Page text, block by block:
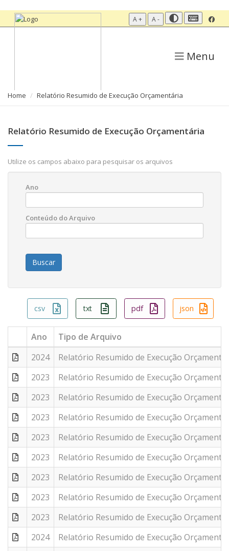
A + A -
Menu
Home Relatório Resumido de Execução Orçamentária
Relatório Resumido de Execução Orçamentária
Utilize os campos abaixo para pesquisar os arquivos
Ano
Conteúdo do Arquivo
csv txt pdf json
Ano
Tipo de Arquivo
2024
Relatório Resumido de Execução
2023
Relatório Resumido de Execução
2023
Relatório Resumido de Execução
2023
Relatório Resumido de Execução
2023
Relatório Resumido de Execução
2023
Relatório Resumido de Execução
2023
Relatório Resumido de Execução
2023
Relatório Resumido de Execução
2023
Relatório Resumido de Execução
2024
Relatório Resumido de Execução